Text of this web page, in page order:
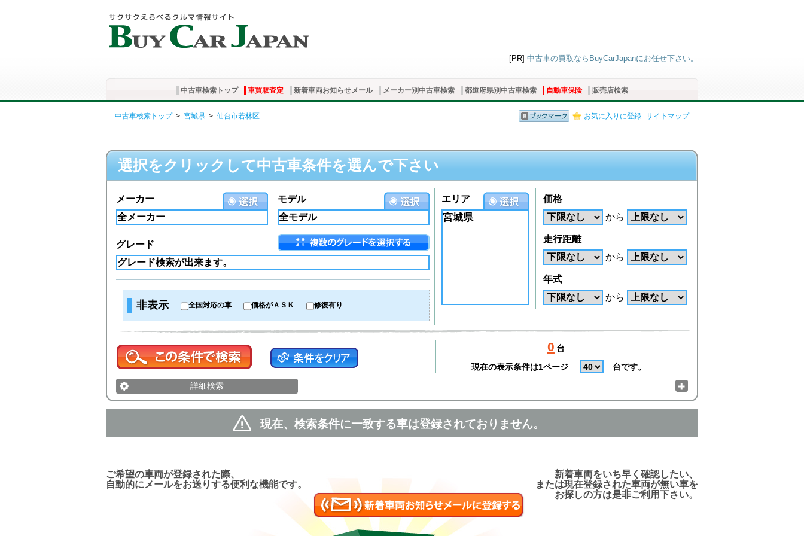
[PR] 中古車の買取ならBuyCarJapanにお任せ下さい。
中古車検索トップ 車買取査定 新着車両お知らせメール メーカー別中古車検索 都道府県別中古車検索 自動車保険 販売店検索
お気に入りに登録 サイトマップ
中古車検索トップ> 宮城県 > 仙台市若林区
選択をクリックして中古車条件を選んで下さい
モデル
メーカー
グレード
非表示 全国対応の車 価格がＡＳＫ 修復有り
エリア
宮城県
価格
から
走行距離
から
年式
から
0 台
現在の表示条件は1ページ
台です。
詳細検索
現在、検索条件に一致する車は登録されておりません。
新着車両をいち早く確認したい、
または現在登録された車両が無い車を
お探しの方は是非ご利用下さい。
ご希望の車両が登録された際、
自動的にメールをお送りする便利な機能です。